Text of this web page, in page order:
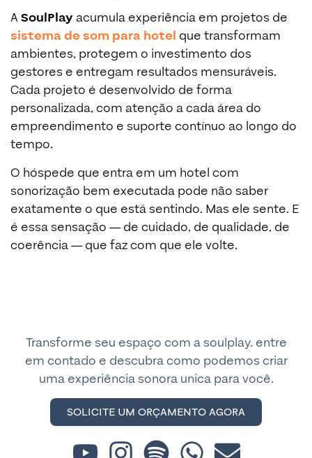
A SoulPlay acumula experiência em projetos de
sistema de som para hotel que transformam
ambientes, protegem o investimento dos
gestores e entregam resultados mensuráveis.
Cada projeto é desenvolvido de forma
personalizada, com atenção a cada área do
empreendimento e suporte contínuo ao longo do
tempo.
O hóspede que entra em um hotel com
sonorização bem executada pode não saber
exatamente o que está sentindo. Mas ele sente. E
é essa sensação — de cuidado, de qualidade, de
coerência — que faz com que ele volte.
Transforme seu espaço com a soulplay. entre
em contado e descubra como podemos criar
uma experiência sonora unica para você.
SOLICITE UM ORÇAMENTO AGORA